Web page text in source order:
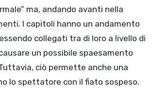
ma, andando avanti nella
I capitoli hanno un andamento
collegati tra di loro a livello di
un possibile spaesamento
ciò permette anche una
lo spettatore con il fiato sospeso.